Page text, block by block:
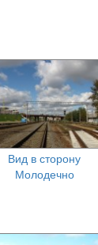
Вид в сторону
Молодечно